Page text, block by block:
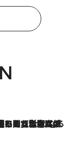
よる影響はいつまで続く？《エネルギー専門家に聞く“どうなる日本の暮らし”》